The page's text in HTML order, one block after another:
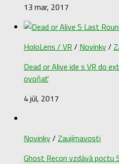
13 mar, 2017
HoloLens / VR / Novinky/
Dead or Alive ide s VR do
ovoňať
4 júl, 2017
Novinky/ Zaujímavosti
Ghost Recon vzdává poctu